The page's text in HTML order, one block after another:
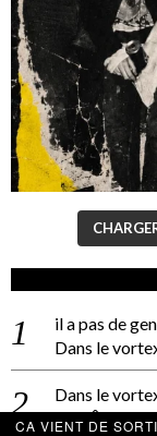
il a pas de
Dans le
Dans le
PACÔME
CA VIENT DE